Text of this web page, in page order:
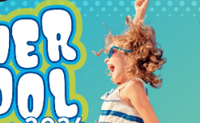
話（小学生） 英会話（中学生）